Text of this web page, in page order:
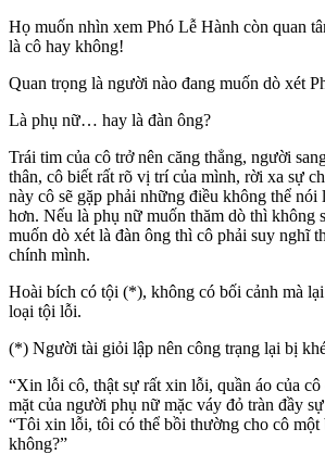
Họ muốn nhìn xem Phó Lễ Hành còn quan
là cô hay không!
Quan trọng là người nào đang muốn dò xét
Là phụ nữ… hay là đàn ông?
Trái tim của cô trở nên căng thẳng, người
thân, cô biết rất rõ vị trí của mình, rời xa sự
này cô sẽ gặp phải những điều không thể nói
hơn. Nếu là phụ nữ muốn thăm dò thì không
muốn dò xét là đàn ông thì cô phải suy nghĩ
chính mình.
Hoài bích có tội (*), không có bối cảnh mà
loại tội lỗi.
(*) Người tài giỏi lập nên công trạng lại bị
“Xin lỗi cô, thật sự rất xin lỗi, quần áo của
mặt của người phụ nữ mặc váy đỏ tràn đầy
“Tôi xin lỗi, tôi có thể bồi thường cho cô một
không?”